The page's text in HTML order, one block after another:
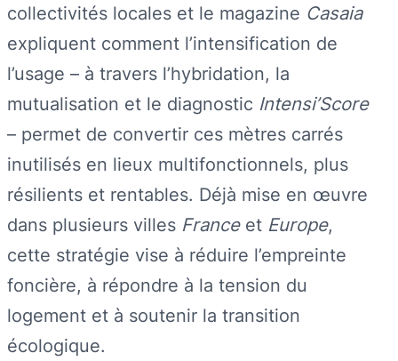
collectivités locales et le magazine Casaia
expliquent comment l’intensification de
l’usage – à travers l’hybridation, la
mutualisation et le diagnostic Intensi’Score
– permet de convertir ces mètres carrés
inutilisés en lieux multifonctionnels, plus
résilients et rentables. Déjà mise en œuvre
dans plusieurs villes Franceet Europe,
cette stratégie vise à réduire l’empreinte
foncière, à répondre à la tension du
logement et à soutenir la transition
écologique.